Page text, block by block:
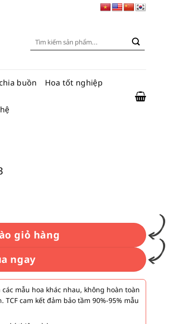
Tìm
buồn Hoa tốt nghiệp
giỏ hàng
ngay
mẫu hoa khác nhau, không hoàn toàn
cam kết đảm bảo tầm 90%-95% mẫu